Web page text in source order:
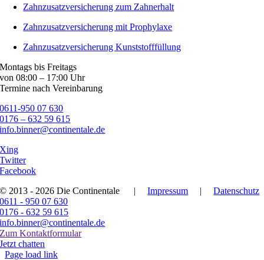
Zahnzusatzversicherung zum Zahnerhalt
Zahnzusatzversicherung mit Prophylaxe
Zahnzusatzversicherung Kunststofffüllung
Montags bis Freitags
von 08:00 – 17:00 Uhr
Termine nach Vereinbarung
0611-950 07 630
0176 – 632 59 615
info.binner@continentale.de
Xing
Twitter
Facebook
© 2013 - 2026 Die Continentale
| Impressum |
Datenschutz
0611 - 950 07 630
0176 - 632 59 615
info.binner@continentale.de
Zum Kontaktformular
Jetzt chatten
Page load link